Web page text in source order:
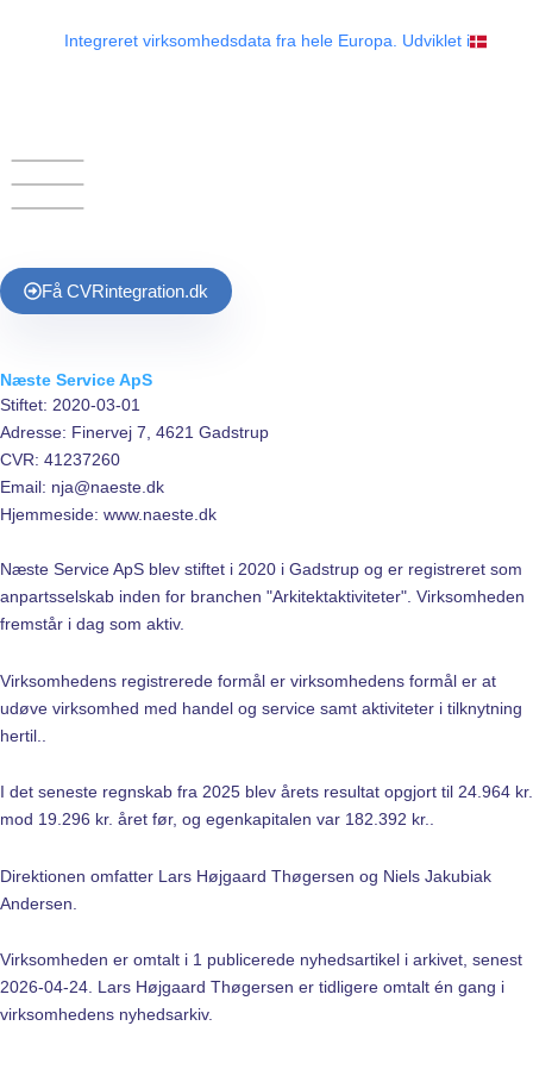
Integreret virksomhedsdata fra hele Europa. Udviklet i
Funktioner
Få CVRintegration.dk
Næste Service ApS
Stiftet: 2020-03-01
Adresse: Finervej 7, 4621 Gadstrup
CVR: 41237260
Email: nja@naeste.dk
Hjemmeside: www.naeste.dk
Næste Service ApS blev stiftet i 2020 i Gadstrup og er registreret som
anpartsselskab inden for branchen "Arkitektaktiviteter". Virksomheden
fremstår i dag som aktiv.
Virksomhedens registrerede formål er virksomhedens formål er at
udøve virksomhed med handel og service samt aktiviteter i tilknytning
hertil..
I det seneste regnskab fra 2025 blev årets resultat opgjort til 24.964 kr.
mod 19.296 kr. året før, og egenkapitalen var 182.392 kr..
Direktionen omfatter Lars Højgaard Thøgersen og Niels Jakubiak
Andersen.
Virksomheden er omtalt i 1 publicerede nyhedsartikel i arkivet, senest
2026-04-24. Lars Højgaard Thøgersen er tidligere omtalt én gang i
virksomhedens nyhedsarkiv.